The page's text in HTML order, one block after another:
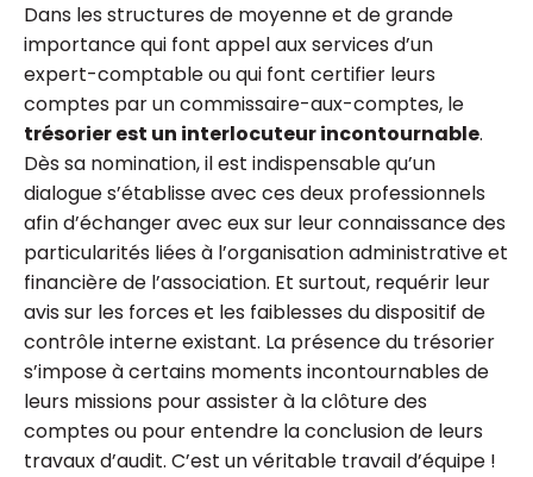
Dans les structures de moyenne et de grande
importance qui font appel aux services d’un
expert-comptable ou qui font certifier leurs
comptes par un commissaire-aux-comptes, le
trésorier est un interlocuteur incontournable.
Dès sa nomination, il est indispensable qu’un
dialogue s’établisse avec ces deux professionnels
afin d’échanger avec eux sur leur connaissance des
particularités liées à l’organisation administrative et
financière de l’association. Et surtout, requérir leur
avis sur les forces et les faiblesses du dispositif de
contrôle interne existant. La présence du trésorier
s’impose à certains moments incontournables de
leurs missions pour assister à la clôture des
comptes ou pour entendre la conclusion de leurs
travaux d’audit. C’est un véritable travail d’équipe !